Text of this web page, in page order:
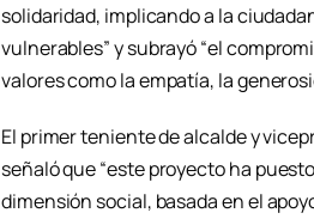
solidaridad, implicando a la
vulnerables” y subrayó “el
valores como la empatía, la
El primer teniente de alcalde y
señaló que “este proyecto ha
dimensión social, basada en el